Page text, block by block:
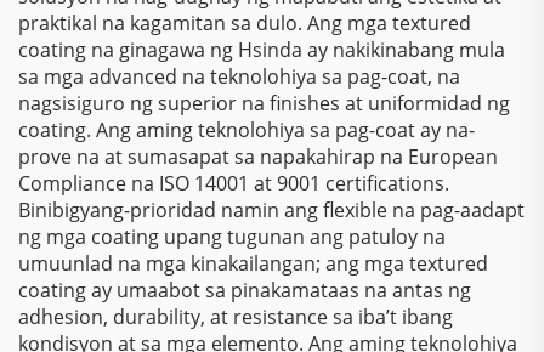
praktikal na kagamitan sa dulo. Ang mga textured
coating na ginagawa ng Hsinda ay nakikinabang mula
sa mga advanced na teknolohiya sa pag-coat, na
nagsisiguro ng superior na finishes at uniformidad ng
coating. Ang aming teknolohiya sa pag-coat ay na-
prove na at sumasapat sa napakahirap na European
Compliance na ISO 14001 at 9001 certifications.
Binibigyang-prioridad namin ang flexible na pag-aadapt
ng mga coating upang tugunan ang patuloy na
umuunlad na mga kinakailangan; ang mga textured
coating ay umaabot sa pinakamataas na antas ng
adhesion, durability, at resistance sa iba’t ibang
kondisyon at sa mga elemento. Ang aming teknolohiya